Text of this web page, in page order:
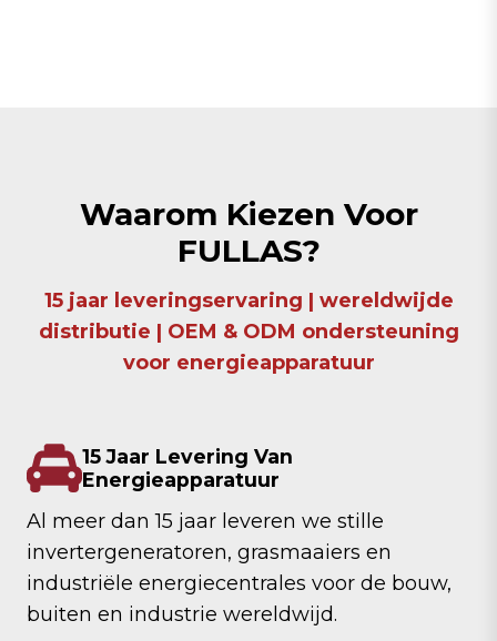
Waarom Kiezen Voor
FULLAS?
15 jaar leveringservaring | wereldwijde
distributie | OEM & ODM ondersteuning
voor energieapparatuur
15 Jaar Levering Van
Energieapparatuur
Al meer dan 15 jaar leveren we stille
invertergeneratoren, grasmaaiers en
industriële energiecentrales voor de bouw,
buiten en industrie wereldwijd.